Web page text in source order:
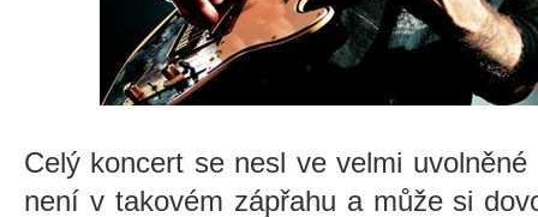
Celý koncert se nesl ve velmi
není v takovém zápřahu a může si